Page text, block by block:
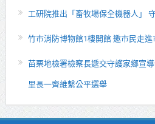
工研院推出「畜牧場保全機器人」
竹市消防博物館1樓開館 邀市民走
苗栗地檢署檢察長遞交守護家鄉宣
里長一齊維繫公平選舉